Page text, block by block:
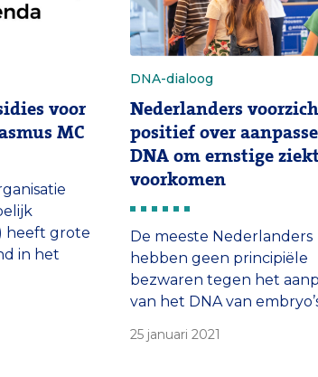
voor
MC
heeft grote
in het
(NWA)
DNA-dialoog
Nederlanders
positief over
DNA om ernstige
voorkomen
De meeste Nederlanders
hebben geen principiële
bezwaren tegen het
van het DNA van
voorkomen. Maar ze
25 januari 2021